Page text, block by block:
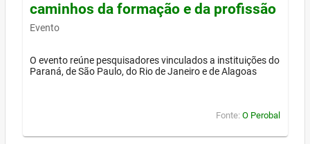
caminhos da formação e da profissão
Evento
O evento reúne pesquisadores vinculados a instituições do
Paraná, de São Paulo, do Rio de Janeiro e de Alagoas
Fonte: O Perobal